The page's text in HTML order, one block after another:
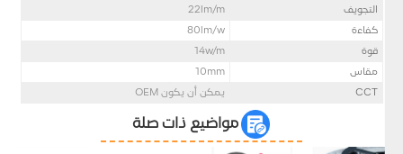
التجويف
22lm/m
كفاءة
80lm/w
قوة
14w/m
مقاس
10mm
CCT
يمكن أن يكون OEM
مواضيع ذات صلة